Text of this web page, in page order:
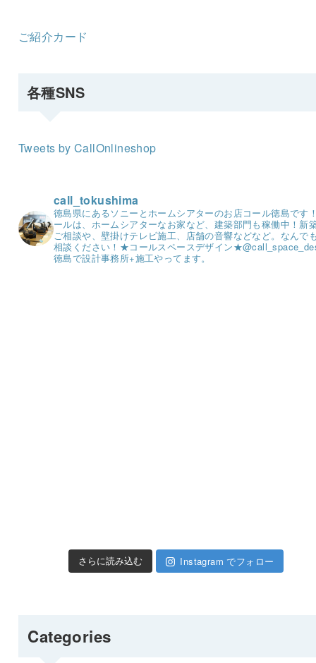
ご紹介カード
各種SNS
Tweets by CallOnlineshop
call_tokushima
徳島県にあるソニーとホームシアターのお店コール徳島です
ールは、ホームシアターなお家など、建築部門も稼働中！ 新
ご相談や、壁掛けテレビ施工、店舗の音響などなど。 なんで
相談ください！ ★コールスペースデザイン★
徳島で設計事務所+施工やってます。
さらに読み込む Instagram でフォロー
Categories